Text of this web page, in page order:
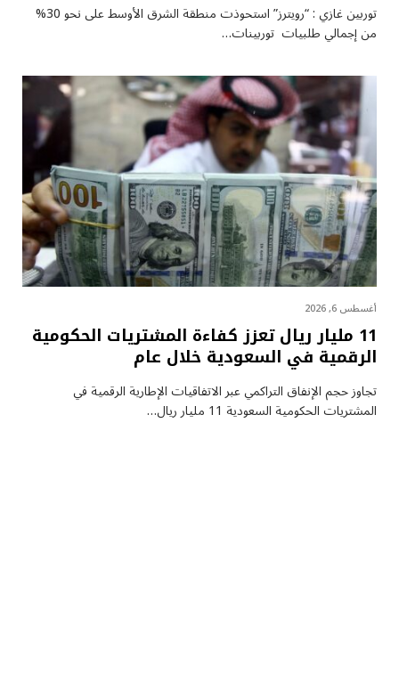
توربين غازي : “رويترز” استحوذت منطقة الشرق الأوسط على نحو 30%
من إجمالي طلبيات توربينات…
أغسطس 6, 2026
11 مليار ريال تعزز كفاءة المشتريات الحكومية
الرقمية في السعودية خلال عام
تجاوز حجم الإنفاق التراكمي عبر الاتفاقيات الإطارية الرقمية في
المشتريات الحكومية السعودية 11 مليار ريال…